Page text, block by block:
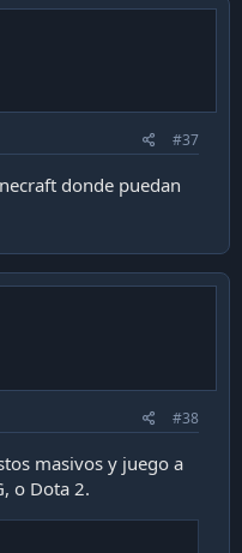
#37
donde puedan
#38
masivos y juego a
o Dota 2.